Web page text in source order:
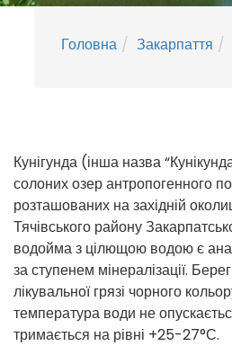
Головна Закарпаття
Кунігунда (інша назва
солоних озер антропогенного
розташованих на західній
Тячівського району
водойма з цілющою водою є
за ступенем мінералізації.
лікувальної грязі чорного
температура води не
тримається на рівні +25-27°С.